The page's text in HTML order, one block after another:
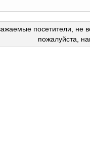
посетители, не
пожалуйста,